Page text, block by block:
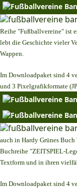
Reihe "Fußballvereine" ist
lebt die Geschichte vieler
Wappen.
Im Downloadpaket sind 4
und 3 Pixelgrafikformate
auch in Hardy Grünes
Buchreihe "ZEITSPIEL-
Textform und in ihren
Im Downloadpaket sind 4